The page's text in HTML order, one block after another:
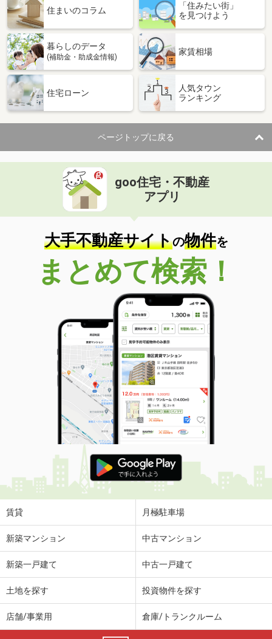
住まいのコラム
「住みたい街」
を見つけよう
暮らしのデータ
(補助金・助成金情報)
家賃相場
住宅ローン
人気タウン
ランキング
ページトップに戻る
goo住宅・不動産
アプリ
大手不動産サイトの物件を
まとめて検索！
賃貸 月極駐車場
新築マンション 中古マンション
新築一戸建て 中古一戸建て
土地を探す 投資物件を探す
店舗/事業用 倉庫/トランクルーム